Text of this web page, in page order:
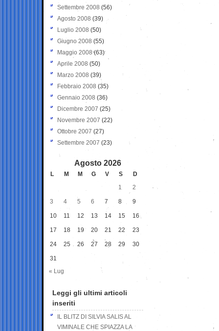
Settembre 2008 (56)
Agosto 2008 (39)
Luglio 2008 (50)
Giugno 2008 (55)
Maggio 2008(63)
Aprile 2008 (50)
Marzo 2008 (39)
Febbraio 2008 (35)
Gennaio 2008 (36)
Dicembre 2007 (25)
Novembre 2007 (22)
Ottobre 2007 (27)
Settembre 2007 (23)
Agosto 2026
L M M G V S
D
1
2
3 4 5 6 7 8 9
10 11 12 13 14 15 16
17 18 19 20 21 22 23
24 25 26 27 28 29 30
31
« Lug
Leggi gli ultimi articoli
inseriti
IL BLITZ DI SILVIA SALIS AL
VIMINALE CHE SPIAZZA LA